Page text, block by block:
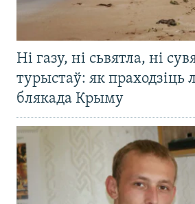
Ні газу, ні сьвятла, ні
турыстаў: як праходзіць
блякада Крыму